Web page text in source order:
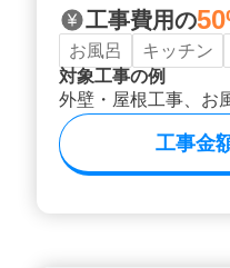
工事費用の
お風呂
キッチン
対象工事の例
外壁・屋根工事、お
工事金